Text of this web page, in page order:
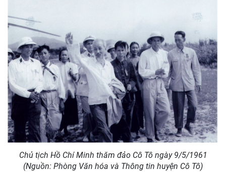
Chủ tịch Hồ Chí Minh thăm đảo Cô Tô ngày 9/5/1961
(Nguồn: Phòng Văn hóa và Thông tin huyện Cô Tô)